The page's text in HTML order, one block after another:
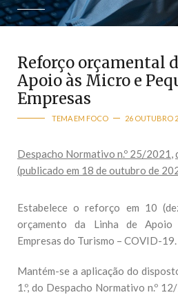
Reforço orçamental
Apoio às Micro e
Empresas
TEMA EM FOCO 26 OUTUBRO
Despacho Normativo n.º 25/2021 ,
(publicado em 18 de outubro de
Estabelece o reforço em 10
orçamento da Linha de
Empresas do Turismo – COVID-19.
Mantém-se a aplicação do
1.º, do Despacho Normativo n.º